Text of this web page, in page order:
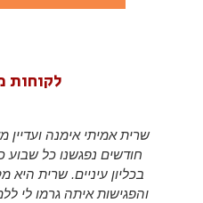
לקוחות
שרית אמיתי אימנה
חודשים נפגשנו כל
בכליון עיניים. שרית
והפגישות איתה גרמו לי